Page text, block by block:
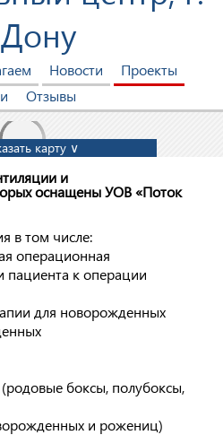
Новости
Проекты
Отзывы
карту ∨
и
оснащены УОВ «Поток
в том числе:
операционная
пациента к операции
для новорожденных
боксы, полубоксы,
и рожениц)